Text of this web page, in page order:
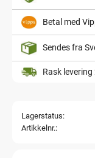
Betal med
Sendes fra
Rask
Lagerstatus
Artikkelnr.